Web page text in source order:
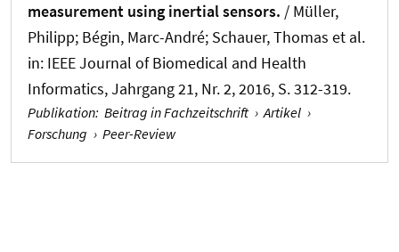
measurement using inertial sensors. / Müller,
Philipp; Bégin, Marc-André; Schauer, Thomas et al.
in: IEEE Journal of Biomedical and Health
Informatics, Jahrgang 21, Nr. 2, 2016, S. 312-319.
Publikation: Beitrag in Fachzeitschrift › Artikel ›
Forschung › Peer-Review